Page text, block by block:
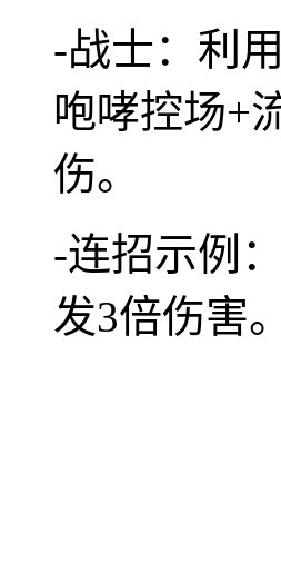
-战士：利
咆哮控场+
伤。
-连招示例
发3倍伤害。